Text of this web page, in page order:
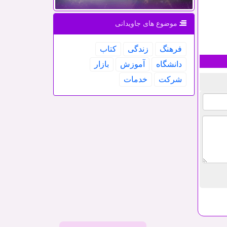
موضوع های جاویدانی
فرهنگ زندگی
كتاب
دانشگاه
آموزش
بازار
شركت
خدمات